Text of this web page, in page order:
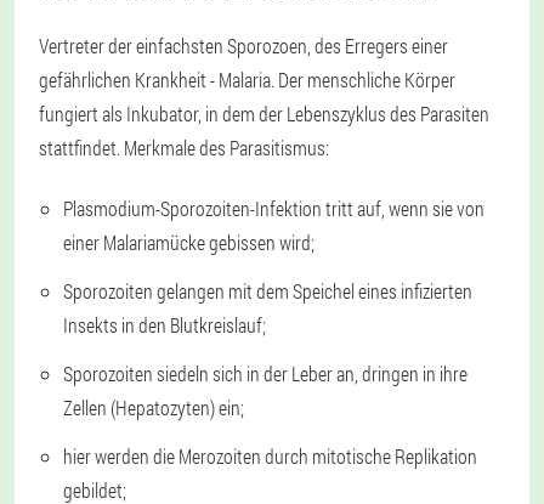
Vertreter der einfachsten Sporozoen, des Erregers einer
gefährlichen Krankheit - Malaria. Der menschliche Körper
fungiert als Inkubator, in dem der Lebenszyklus des Parasiten
stattfindet. Merkmale des Parasitismus:
Plasmodium-Sporozoiten-Infektion tritt auf, wenn sie von
einer Malariamücke gebissen wird;
Sporozoiten gelangen mit dem Speichel eines infizierten
Insekts in den Blutkreislauf;
Sporozoiten siedeln sich in der Leber an, dringen in ihre
Zellen (Hepatozyten) ein;
hier werden die Merozoiten durch mitotische Replikation
gebildet;